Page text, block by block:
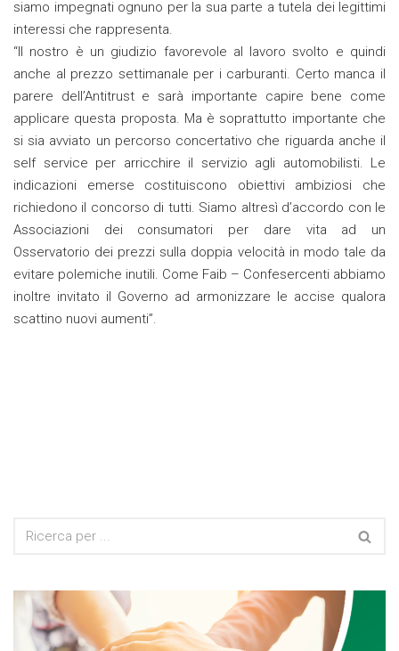
siamo impegnati ognuno per la sua parte a tutela dei legittimi
interessi che rappresenta.
“Il nostro è un giudizio favorevole al lavoro svolto e quindi
anche al prezzo settimanale per i carburanti. Certo manca il
parere dell’Antitrust e sarà importante capire bene come
applicare questa proposta. Ma è soprattutto importante che
si sia avviato un percorso concertativo che riguarda anche il
self service per arricchire il servizio agli automobilisti. Le
indicazioni emerse costituiscono obiettivi ambiziosi che
richiedono il concorso di tutti. Siamo altresì d’accordo con le
Associazioni dei consumatori per dare vita ad un
Osservatorio dei prezzi sulla doppia velocità in modo tale da
evitare polemiche inutili. Come Faib – Confesercenti abbiamo
inoltre invitato il Governo ad armonizzare le accise qualora
scattino nuovi aumenti”.